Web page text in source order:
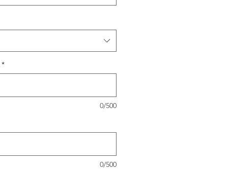
*
0/500
0/500